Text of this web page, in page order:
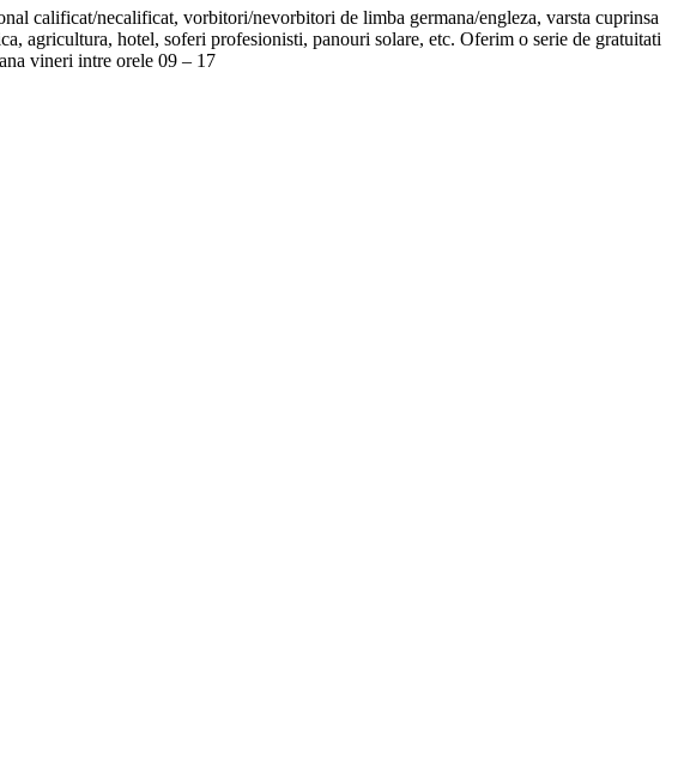
calificat/necalificat, vorbitori/nevorbitori de limba germana/engleza, varsta cuprinsa
agricultura, hotel, soferi profesionisti, panouri solare, etc. Oferim o serie de gratuitati
vineri intre orele 09 – 17